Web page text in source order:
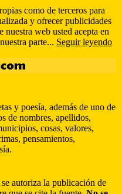
como de terceros para
y ofrecer publicidades
nuestra web usted acepta en
parte... Seguir leyendo
y poesía, además de uno de
de nombres, apellidos,
cosas, valores,
pensamientos,
autoriza la publicación de